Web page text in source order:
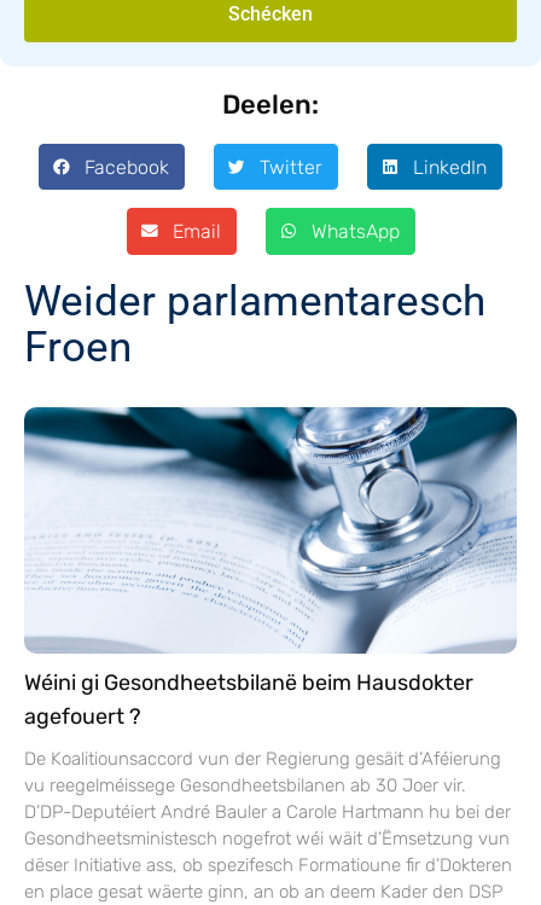
Schécken
Deelen:
Facebook Twitter LinkedIn
Email WhatsApp
Weider parlamentaresch
Froen
Wéini gi Gesondheetsbilanë beim Hausdokter
agefouert ?
De Koalitiounsaccord vun der Regierung gesäit d’Aféierung
vu reegelméissege Gesondheetsbilanen ab 30 Joer vir.
D’DP-Deputéiert André Bauler a Carole Hartmann hu bei der
Gesondheetsministesch nogefrot wéi wäit d’Ëmsetzung vun
dëser Initiative ass, ob spezifesch Formatioune fir d’Dokteren
en place gesat wäerte ginn, an ob an deem Kader den DSP